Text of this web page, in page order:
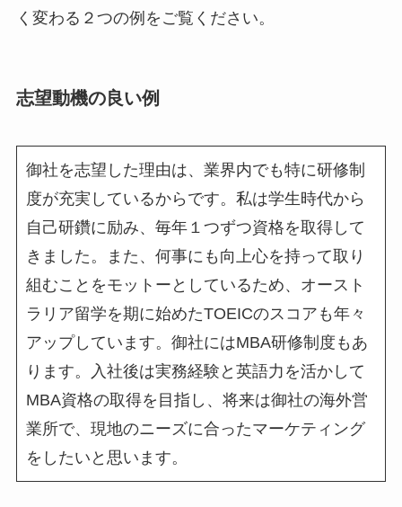
く変わる２つの例をご覧ください。
志望動機の良い例
御社を志望した理由は、業界内でも特に研修制
度が充実しているからです。私は学生時代から
自己研鑽に励み、毎年１つずつ資格を取得して
きました。また、何事にも向上心を持って取り
組むことをモットーとしているため、オースト
ラリア留学を期に始めたTOEICのスコアも年々
アップしています。御社にはMBA研修制度もあ
ります。入社後は実務経験と英語力を活かして
MBA資格の取得を目指し、将来は御社の海外営
業所で、現地のニーズに合ったマーケティング
をしたいと思います。